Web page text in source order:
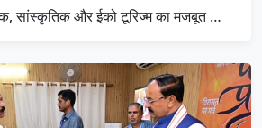
सांस्कृतिक और ईको टूरिज्म का मजबूत …